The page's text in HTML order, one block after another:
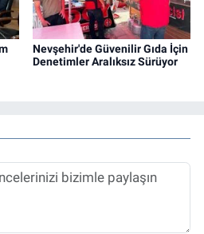
Nevşehir'de Güvenilir Gıda İçin
Denetimler Aralıksız Sürüyor